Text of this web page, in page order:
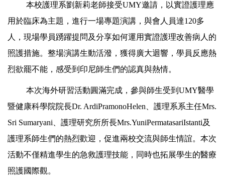
本校護理系劉新莉老師接受UMY邀請，以實證護理應
用於臨床為主題，進行一場專題演講，與會人員達120多
人，現場學員踴躍提問及分享如何運用實證護理改善病人的
照護措施。整場演講生動活潑，獲得廣大迴響，學員反應熱
烈欲罷不能，感受到印尼師生們的認真與熱情。
本次海外研習活動圓滿完成，參與師生受到UMY醫學
暨健康科學院院長Dr. ArdiPramonoHelen、護理系系主任Mrs.
Sri Sumaryani、護理研究所所長Mrs.YuniPermatasariIstanti及
護理系師生們的熱烈歡迎，促進兩校交流與師生情誼。本次
活動不僅精進學生的急救護理技能，同時也拓展學生的醫療
照護國際觀。